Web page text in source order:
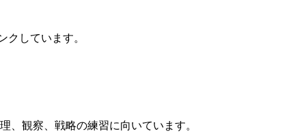
クしています。
、観察、戦略の練習に向いています。